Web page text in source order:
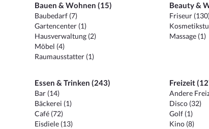
Bauen & Wohnen (15)
Baubedarf (7)
Gartencenter (1)
Hausverwaltung (2)
Möbel (4)
Raumausstatter (1)
Beauty &
Friseur
Massage (1)
Essen & Trinken (243)
Bar (14)
Bäckerei (1)
Café (72)
Eisdiele (13)
Freizeit
Andere
Disco (32)
Golf (1)
Kino (8)